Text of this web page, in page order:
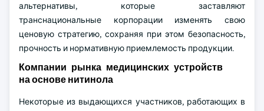
альтернативы, которые заставляют
транснациональные корпорации изменять свою
ценовую стратегию, сохраняя при этом безопасность,
прочность и нормативную приемлемость продукции.
Компании рынка медицинских устройств
на основе нитинола
Некоторые из выдающихся участников, работающих в